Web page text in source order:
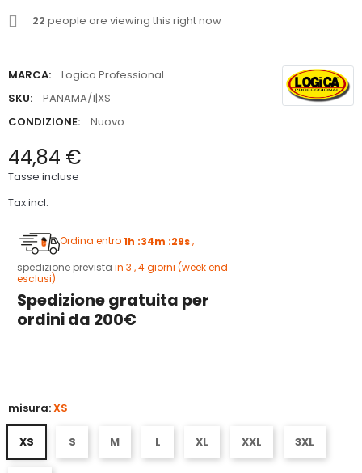
22 people are viewing this right now
MARCA:
Logica Professional
SKU:
PANAMA/1|XS
CONDIZIONE:
Nuovo
44,84 €
Tasse incluse
Tax incl.
Ordina entro1h :34m :28s,
spedizione prevista in 3 , 4 giorni (week end
esclusi)
Spedizione gratuita per
ordini da 200€
misura:XS
XS S M L XL XXL 3XL